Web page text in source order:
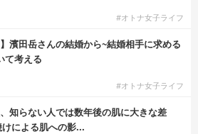
#オトナ女子ライフ
】濱田岳さんの結婚から~結婚相手に求める
て考える
#オトナ女子ライフ
知らない人では数年後の肌に大きな差
による肌への影...